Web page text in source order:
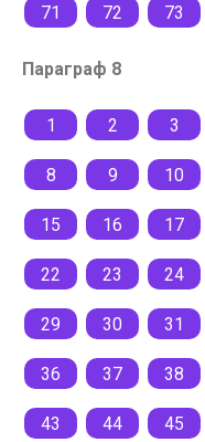
71 72 73
Параграф 8
1 2 3
8 9 10
15 16 17
22 23 24
29 30 31
36 37 38
43 44 45